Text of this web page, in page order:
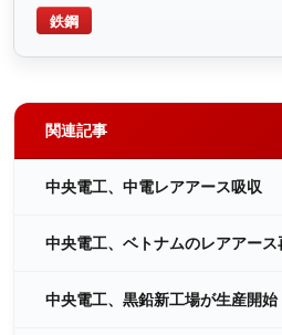
鉄鋼
関連記事
中央電工、中電レアアース吸収
中央電工、ベトナムのレアアー
中央電工、黒鉛新工場が生産開始